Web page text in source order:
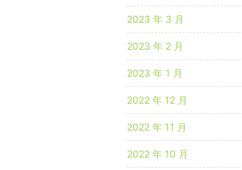
2023 年 3 月
2023 年 2 月
2023 年 1 月
2022 年 12 月
2022 年 11 月
2022 年 10 月